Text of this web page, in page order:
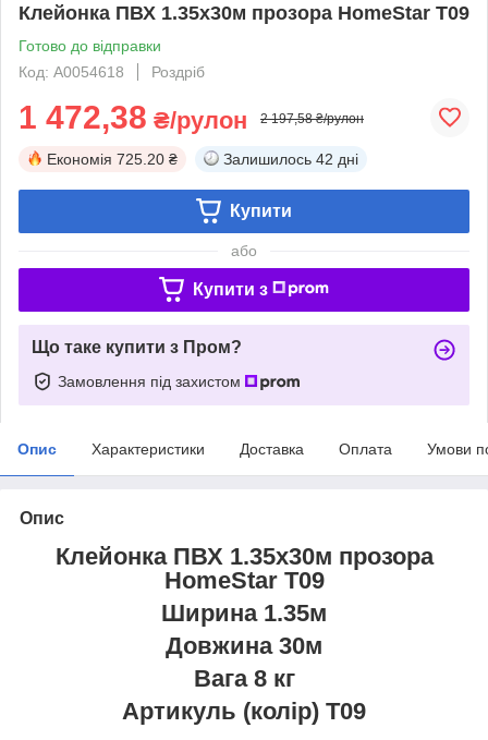
Клейонка ПВХ 1.35х30м прозора HomeStar T09
Готово до відправки
Код: А0054618
Роздріб
1 472,38 ₴/рулон 2 197,58 ₴/рулон
Економія 725.20 ₴ Залишилось 42 дні
Купити
або
Купити з
Що таке купити з Пром?
Замовлення під захистом
Опис Характеристики Доставка Оплата Умови
Опис
Клейонка ПВХ 1.35х30м прозора
HomeStar T09
Ширина 1.35м
Довжина 30м
Вага 8 кг
Артикуль (колір) T09